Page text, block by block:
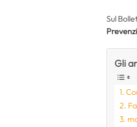
Sul
Gli